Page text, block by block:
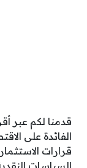
الفائدة على
قرارات